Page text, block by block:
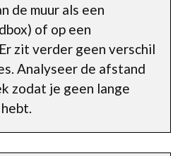
de muur als een
of op een
zit verder geen verschil
Analyseer de afstand
zodat je geen lange